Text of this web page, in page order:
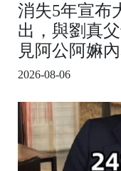
消失5年宣布
出，與劉真
見阿公阿嫲
2026-08-06